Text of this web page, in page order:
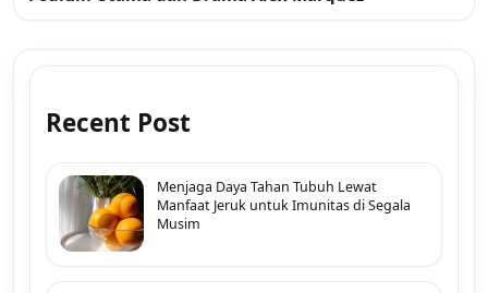
Recent Post
Menjaga Daya Tahan Tubuh Lewat
Manfaat Jeruk untuk Imunitas di Segala
Musim